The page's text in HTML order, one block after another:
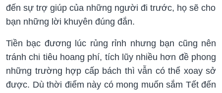
đến sự trợ giúp của những người đi trước, họ sẽ cho
bạn những lời khuyên đúng đắn.
Tiền bạc đương lúc rủng rỉnh nhưng bạn cũng nên
tránh chi tiêu hoang phí, tích lũy nhiều hơn đề phong
những trường hợp cấp bách thì vẫn có thể xoay sở
được. Dù thời điểm này có mong muốn sắm Tết đến